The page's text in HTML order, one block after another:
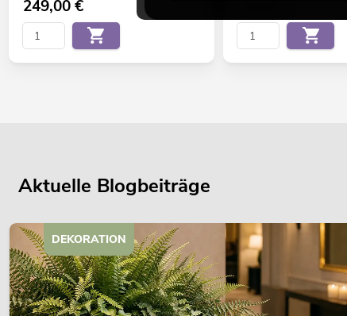
249,00€ 54,90€
Aktuelle Blogbeiträge
DEKORATION